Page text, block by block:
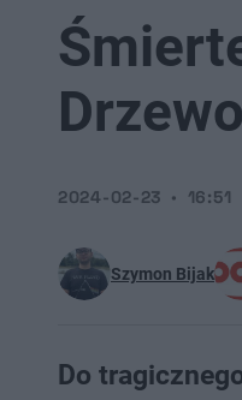
Szymon Bijak
2024-02-23 16:51
Do